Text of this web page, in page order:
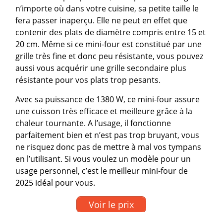
n’importe où dans votre cuisine, sa petite taille le
fera passer inaperçu. Elle ne peut en effet que
contenir des plats de diamètre compris entre 15 et
20 cm. Même si ce mini-four est constitué par une
grille très fine et donc peu résistante, vous pouvez
aussi vous acquérir une grille secondaire plus
résistante pour vos plats trop pesants.
Avec sa puissance de 1380 W, ce mini-four assure
une cuisson très efficace et meilleure grâce à la
chaleur tournante. A l’usage, il fonctionne
parfaitement bien et n’est pas trop bruyant, vous
ne risquez donc pas de mettre à mal vos tympans
en l’utilisant. Si vous voulez un modèle pour un
usage personnel, c’est le meilleur mini-four de
2025 idéal pour vous.
Voir le prix